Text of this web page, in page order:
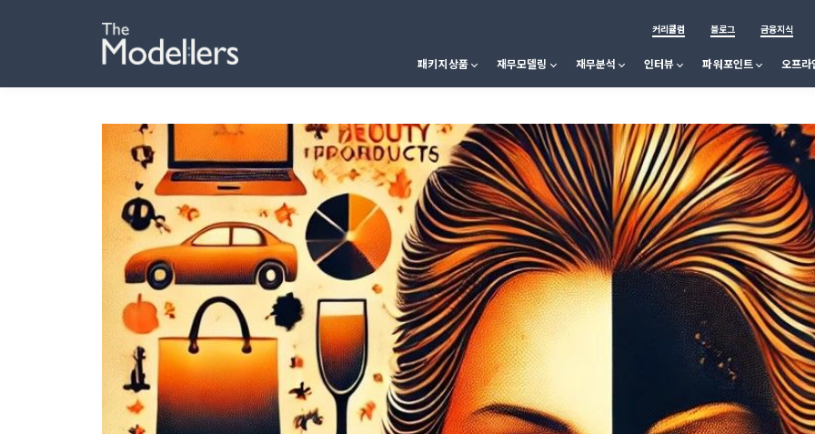
커리큘럼 블로그 금융지식
패키지상품 재무모델링 재무분석 인터뷰 파워포인트 오프라